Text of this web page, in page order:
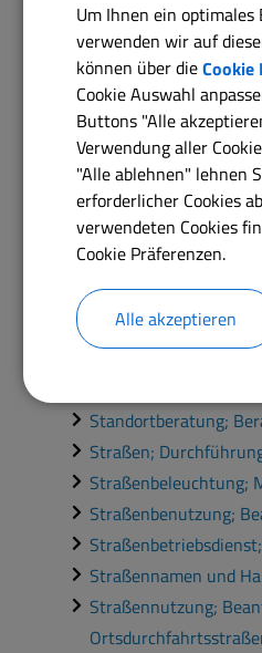
Grundstücke;
Grundstücke;
Grünordnungsplan;
Kommunale
Kommunale Karten
Manöverschäden;
Modernisierungs- und
Öffentliche
Öffentliche
Öffentlicher Raum;
Öffentliche
Städtebauliche
Standortberatung;
Straßen;
Straßenbeleuchtung;
Straßenbenutzung;
Straßennamen und
Straßennutzung;
Um Ihnen ein
verwenden wir auf
können über dieCookie
Cookie Auswahl
Buttons "Alle
Verwendung aller
"Alle ablehnen" lehnen
erforderlicher Cookies
verwendeten Cookies
Cookie Präferenzen.
Alle akzeptieren